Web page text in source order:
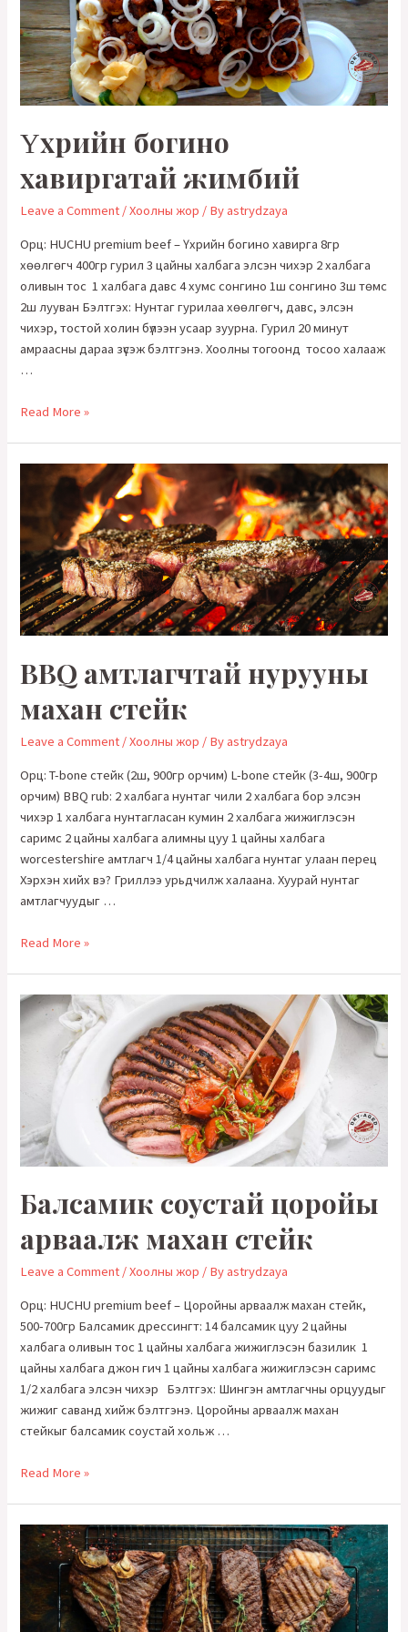
Үхрийн богино
хавиргатай жимбий
Leave a Comment /Хоолны жор / Byastrydzaya
Орц: HUCHU premium beef – Үхрийн богино хавирга 8гр
хөөлгөгч 400гр гурил 3 цайны халбага элсэн чихэр 2 халбага
оливын тос 1 халбага давс 4 хумс сонгино 1ш сонгино 3ш төмс
2ш лууван Бэлтгэх: Нунтаг гурилаа хөөлгөгч, давс, элсэн
чихэр, тостой холин бүлээн усаар зуурна. Гурил 20 минут
амраасны дараа зүсэж бэлтгэнэ. Хоолны тогоонд тосоо халааж
…
Үхрийн
жимбий
Read More »
BBQ амтлагчтай нурууны
махан стейк
Leave a Comment /Хоолны жор / Byastrydzaya
Орц: T-bone стейк (2ш, 900гр орчим) L-bone стейк (3-4ш, 900гр
орчим) BBQ rub: 2 халбага нунтаг чили 2 халбага бор элсэн
чихэр 1 халбага нунтагласан кумин 2 халбага жижиглэсэн
саримс 2 цайны халбага алимны цуу 1 цайны халбага
worcestershire амтлагч 1/4 цайны халбага нунтаг улаан перец
Хэрхэн хийх вэ? Гриллээ урьдчилж халаана. Хуурай нунтаг
амтлагчуудыг …
BBQ
махан
стейк
Read More »
Балсамик соустай цоройы
арваалж махан стейк
Leave a Comment /Хоолны жор / Byastrydzaya
Орц: HUCHU premium beef – Цоройны арваалж махан стейк,
500-700гр Балсамик дрессингт: 14 балсамик цуу 2 цайны
халбага оливын тос 1 цайны халбага жижиглэсэн базилик 1
цайны халбага джон гич 1 цайны халбага жижиглэсэн саримс
1/2 халбага элсэн чихэр Бэлтгэх: Шингэн амтлагчны орцуудыг
жижиг саванд хийж бэлтгэнэ. Цоройны арваалж махан
стейкыг балсамик соустай хольж …
Балсамик
арваалж
махан
стейк
Read More »